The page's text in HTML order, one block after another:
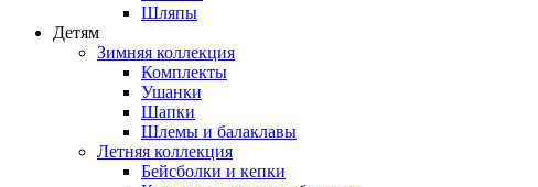
Шляпы
Детям
Зимняя коллекция
Комплекты
Ушанки
Шапки
Шлемы и балаклавы
Летняя коллекция
Бейсболки и кепки